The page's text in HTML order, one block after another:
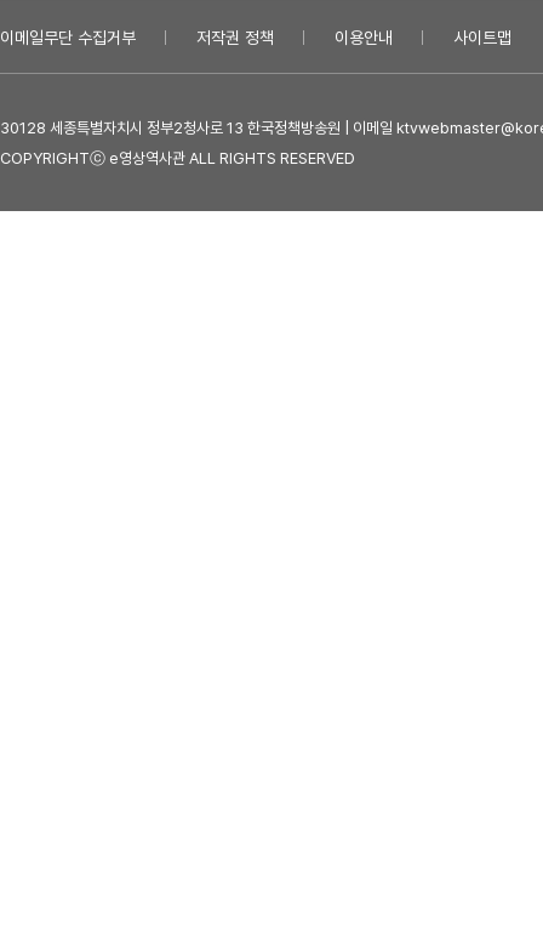
이메일무단 수집거부 저작권 정책 이용안내 사이트맵
30128 세종특별자치시 정부2청사로 13 한국정책방송원 | 이메일
COPYRIGHTⓒ e영상역사관 ALL RIGHTS RESERVED